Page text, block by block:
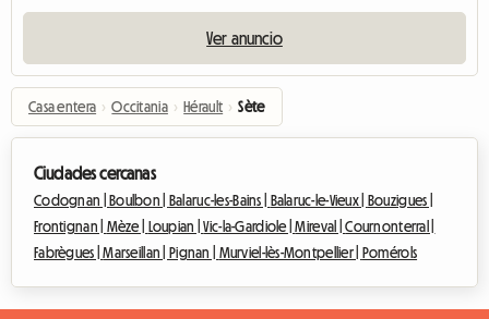
Ver anuncio
Casa entera › Occitania › Hérault › Sète
Ciudades cercanas
Codognan |Boulbon | Balaruc-les-Bains | Balaruc-le-Vieux | Bouzigues |
Frontignan | Mèze | Loupian |Vic-la-Gardiole |Mireval |Cournonterral |
Fabrègues |Marseillan |Pignan | Murviel-lès-Montpellier | Pomérols